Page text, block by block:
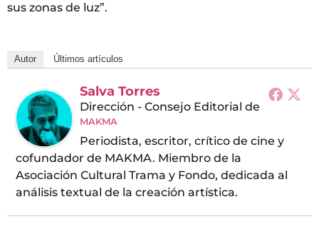
sus zonas de luz”.
Autor Últimos artículos
Salva Torres
Dirección - Consejo Editorial de
MAKMA
Periodista, escritor, crítico de cine y
cofundador de MAKMA. Miembro de la
Asociación Cultural Trama y Fondo, dedicada al
análisis textual de la creación artística.